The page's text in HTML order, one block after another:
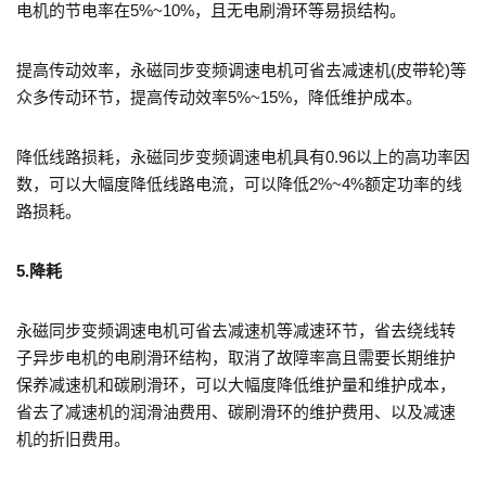
电机的节电率在5%~10%，且无电刷滑环等易损结构。
提高传动效率，永磁同步变频调速电机可省去减速机(皮带轮)等
众多传动环节，提高传动效率5%~15%，降低维护成本。
降低线路损耗，永磁同步变频调速电机具有0.96以上的高功率因
数，可以大幅度降低线路电流，可以降低2%~4%额定功率的线
路损耗。
5.降耗
永磁同步变频调速电机可省去减速机等减速环节，省去绕线转
子异步电机的电刷滑环结构，取消了故障率高且需要长期维护
保养减速机和碳刷滑环，可以大幅度降低维护量和维护成本，
省去了减速机的润滑油费用、碳刷滑环的维护费用、以及减速
机的折旧费用。